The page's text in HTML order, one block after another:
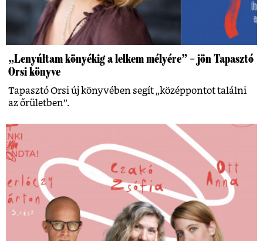
„Lenyúltam könyékig a lelkem mélyére” – jön Tapasztó
Orsi könyve
Tapasztó Orsi új könyvében segít „középpontot találni
az őrületben”.